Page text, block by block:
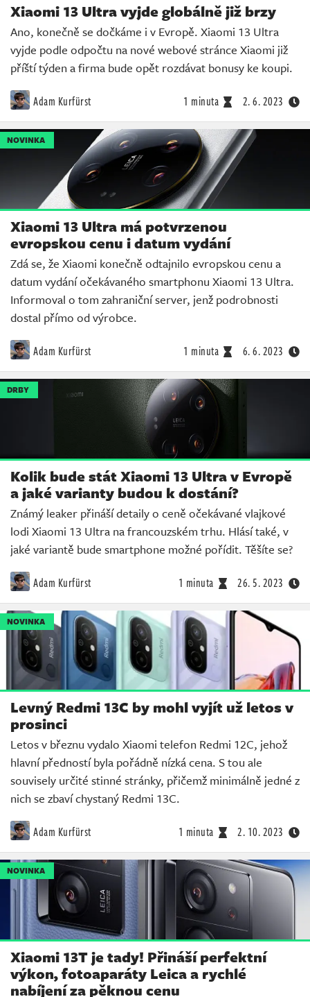
Xiaomi 13 Ultra vyjde globálně již brzy
Ano, konečně se dočkáme i v Evropě. Xiaomi 13 Ultra
vyjde podle odpočtu na nové webové stránce Xiaomi již
příští týden a firma bude opět rozdávat bonusy ke koupi.
Adam Kurfürst 1 minuta 2. 6. 2023
NOVINKA
Xiaomi 13 Ultra má potvrzenou
evropskou cenu i datum vydání
Zdá se, že Xiaomi konečně odtajnilo evropskou cenu a
datum vydání očekávaného smartphonu Xiaomi 13 Ultra.
Informoval o tom zahraniční server, jenž podrobnosti
dostal přímo od výrobce.
Adam Kurfürst 1 minuta 6. 6. 2023
DRBY
Kolik bude stát Xiaomi 13 Ultra v Evropě
a jaké varianty budou k dostání?
Známý leaker přináší detaily o ceně očekávané vlajkové
lodi Xiaomi 13 Ultra na francouzském trhu. Hlásí také, v
jaké variantě bude smartphone možné pořídit. Těšíte se?
Adam Kurfürst 1 minuta 26. 5. 2023
NOVINKA
Levný Redmi 13C by mohl vyjít už letos v
prosinci
Letos v březnu vydalo Xiaomi telefon Redmi 12C, jehož
hlavní předností byla pořádně nízká cena. S tou ale
souvisely určité stinné stránky, přičemž minimálně jedné z
nich se zbaví chystaný Redmi 13C.
Adam Kurfürst 1 minuta 2. 10. 2023
NOVINKA
Xiaomi 13T je tady! Přináší perfektní
výkon, fotoaparáty Leica a rychlé
nabíjení za pěknou cenu